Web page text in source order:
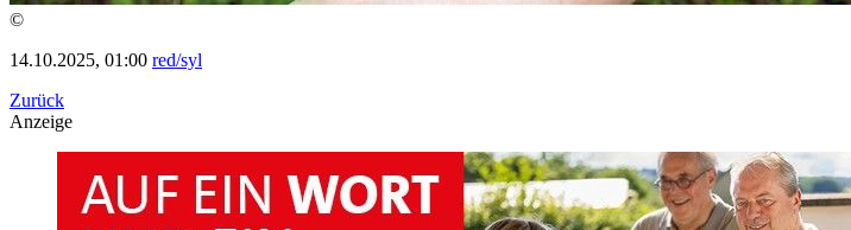
©
14.10.2025, 01:00 red/syl
Zurück
Anzeige